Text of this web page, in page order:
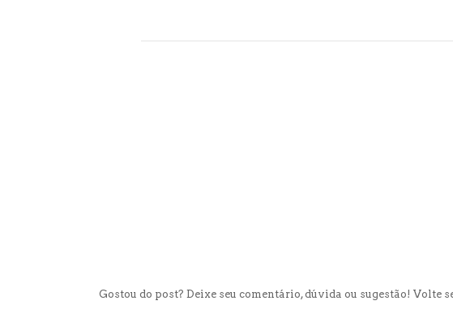
Gostou do post? Deixe seu comentário, dúvida ou sugestão! Volte